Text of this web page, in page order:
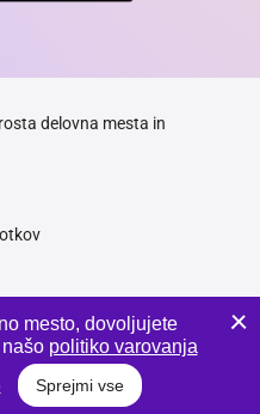
delovna mesta in
mesto, dovoljujete
politiko varovanja
Sprejmi vse